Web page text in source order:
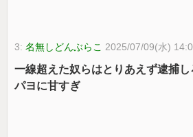
3:名無しどんぶらこ 2025/07/09(水)
一線超えた奴らはとりあえず逮捕し
パヨに甘すぎ